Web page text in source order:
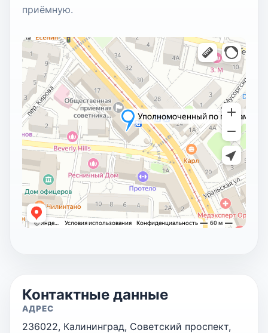
приёмную.
Контактные данные
АДРЕС
236022, Калининград, Советский проспект,